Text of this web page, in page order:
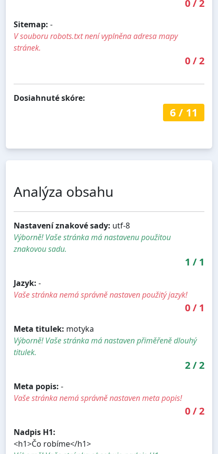
0/2
Sitemap: -
V souboru robots.txt není vyplněna adresa mapy
stránek.
0/2
Dosiahnuté skóre:
6/ 11
Analýza obsahu
Nastavení znakové sady: utf-8
Výborně! Vaše stránka má nastavenu použitou
znakovou sadu.
1 / 1
Jazyk: -
Vaše stránka nemá správně nastaven použitý jazyk!
0/ 1
Meta titulek: motyka
Výborně! Vaše stránka má nastaven přiměřeně dlouhý
titulek.
2/2
Meta popis: -
Vaše stránka nemá správně nastaven meta popis!
0/2
Nadpis H1:
<h1>Čo robíme</h1>